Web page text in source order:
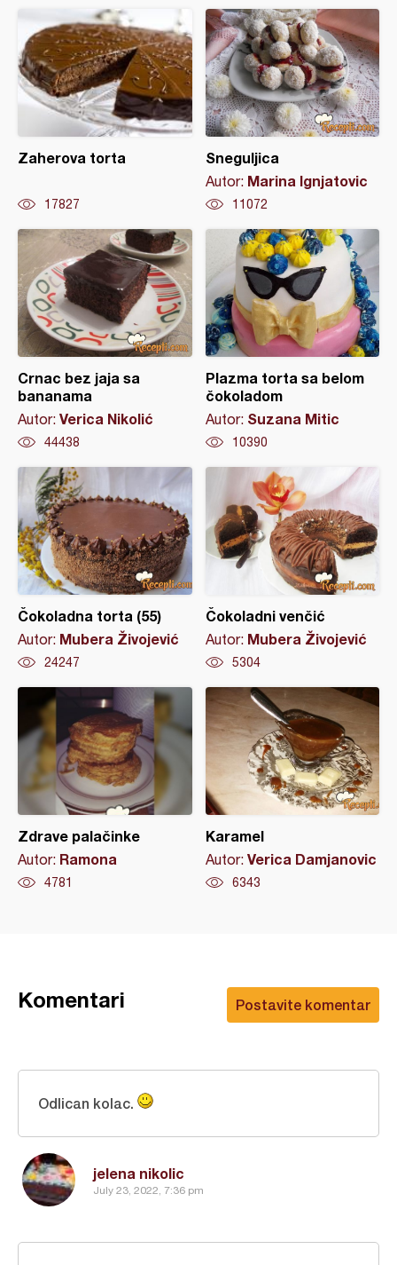
Zaherova torta
17827
Sneguljica
Autor: Marina Ignjatovic
11072
Crnac bez jaja sa
bananama
Autor: Verica Nikolić
44438
Plazma torta sa belom
čokoladom
Autor: Suzana Mitic
10390
Čokoladna torta (55)
Autor: Mubera Živojević
24247
Čokoladni venčić
Autor: Mubera Živojević
5304
Zdrave palačinke
Autor: Ramona
4781
Karamel
Autor: Verica Damjanovic
6343
Postavite komentar
Komentari
jelena nikolic
July 23, 2022, 7:36 pm
Odlican kolac.